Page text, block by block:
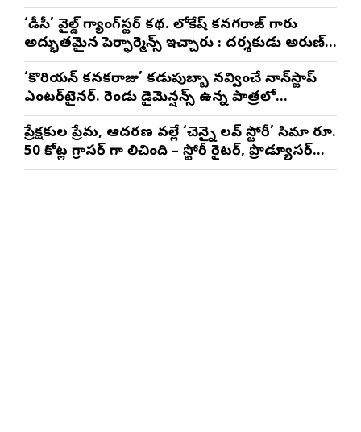
‘డీసీ’ వైల్డ్ గ్యాంగ్‌స్టర్ కథ. లోకేష్ కనగరాజ్ గారు
అద్భుతమైన పెర్ఫార్మెన్స్ ఇచ్చారు : దర్శకుడు అరుణ్
మాథేశ్వరన్
‘కొరియన్ కనకరాజు’ కడుపుబ్బా నవ్వించే నాన్‌స్టాప్
ఎంటర్‌టైనర్. రెండు డైమెన్షన్స్ ఉన్న పాత్రలో
నటించడం చాలా సంతృప్తినిచ్చింది : వరుణ్ తేజ్
ప్రేక్షకుల ప్రేమ, ఆదరణ వల్లే ‘చెన్నై లవ్ స్టోరీ’ సినిమా రూ.
50 కోట్ల గ్రాసర్ గా నిలిచింది – స్టోరీ రైటర్, ప్రొడ్యూసర్
సాయి రాజేష్